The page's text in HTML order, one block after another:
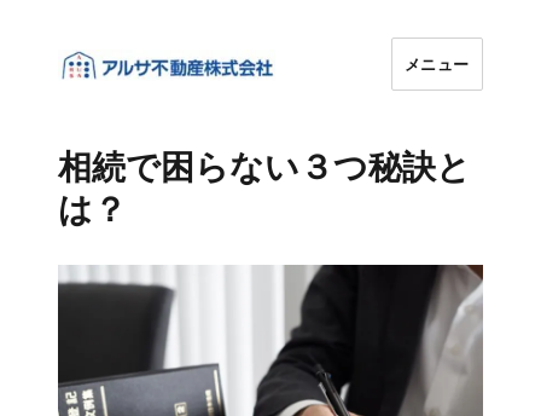
メニュー
相続で困らない３つ秘訣と
は？